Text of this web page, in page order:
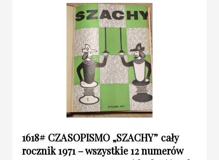
1618# CZASOPISMO „SZACHY” cały
rocznik 1971 – wszystkie 12 numerów